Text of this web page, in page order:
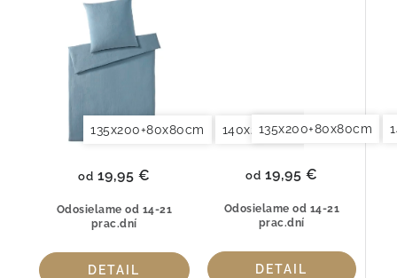
7095-02
135x200+80x80cm 140x200+70x90cm
Odosielame od 14-21
prac.dní
od 19,95 €
DETAIL
135x200+80x80cm
Odosielame od 14-21
prac.dní
od 19,95 €
DETAIL